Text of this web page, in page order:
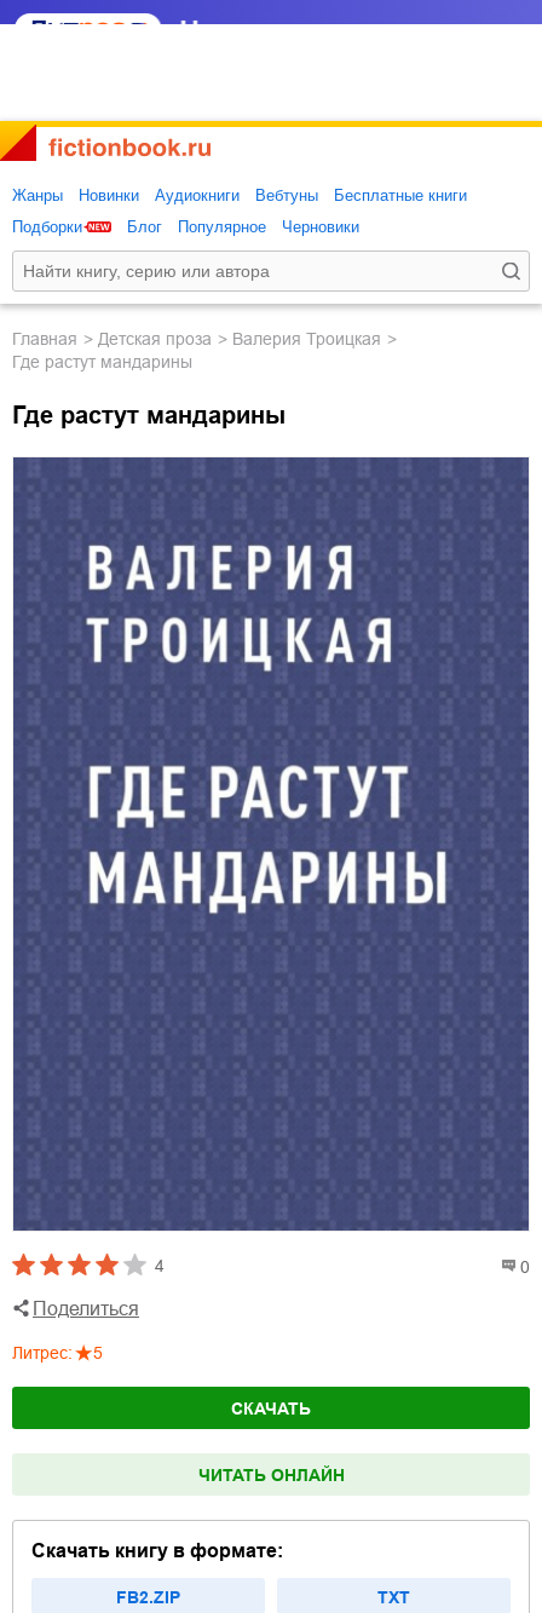
Жанры Новинки Аудиокниги Вебтуны
Бесплатные книги
Подборки
Блог Популярное Черновики
Главная детская проза
Валерия Троицкая
Где растут мандарины
Где растут мандарины
4 0
Поделиться
Литрес: 5
СКАЧАТЬ
ЧИТАТЬ ОНЛАЙН
Скачать книгу в формате:
FB2.ZIP TXT